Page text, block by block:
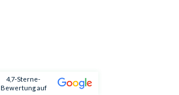
4,7-Sterne-
Bewertung auf